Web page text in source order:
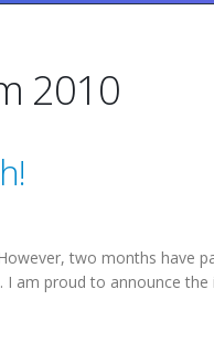
2010
two months have
am proud to announce